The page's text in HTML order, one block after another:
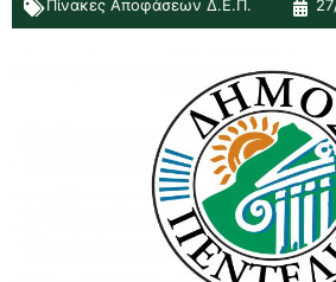
Πίνακες Αποφάσεων Δ.Ε.Π.